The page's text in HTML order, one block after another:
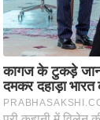
ध
र्म
ज्यो
ति
ष